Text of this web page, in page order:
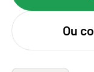
Ou